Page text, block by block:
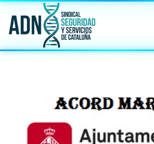
ℹ️ Consulta General a Sede (Email)
🤖 Dudas Rápidas del Convenio (IA)